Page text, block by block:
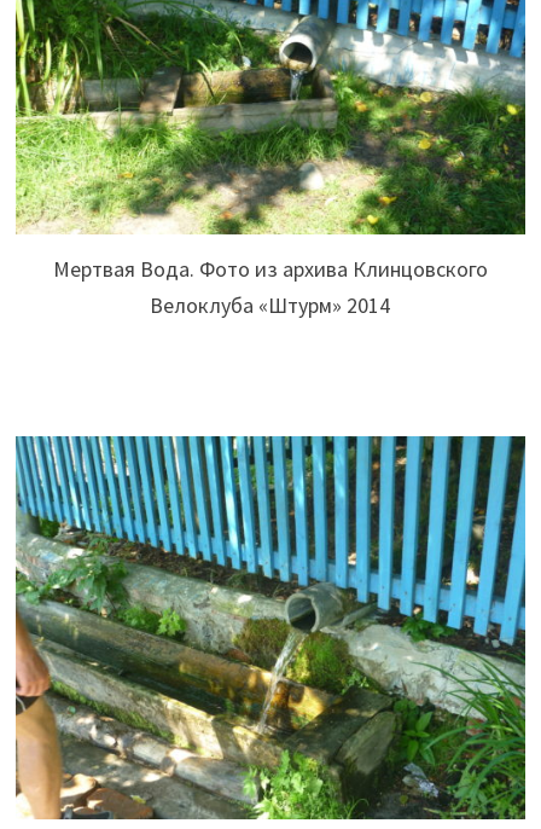
Мертвая Вода. Фото из архива Клинцовского
Велоклуба «Штурм» 2014